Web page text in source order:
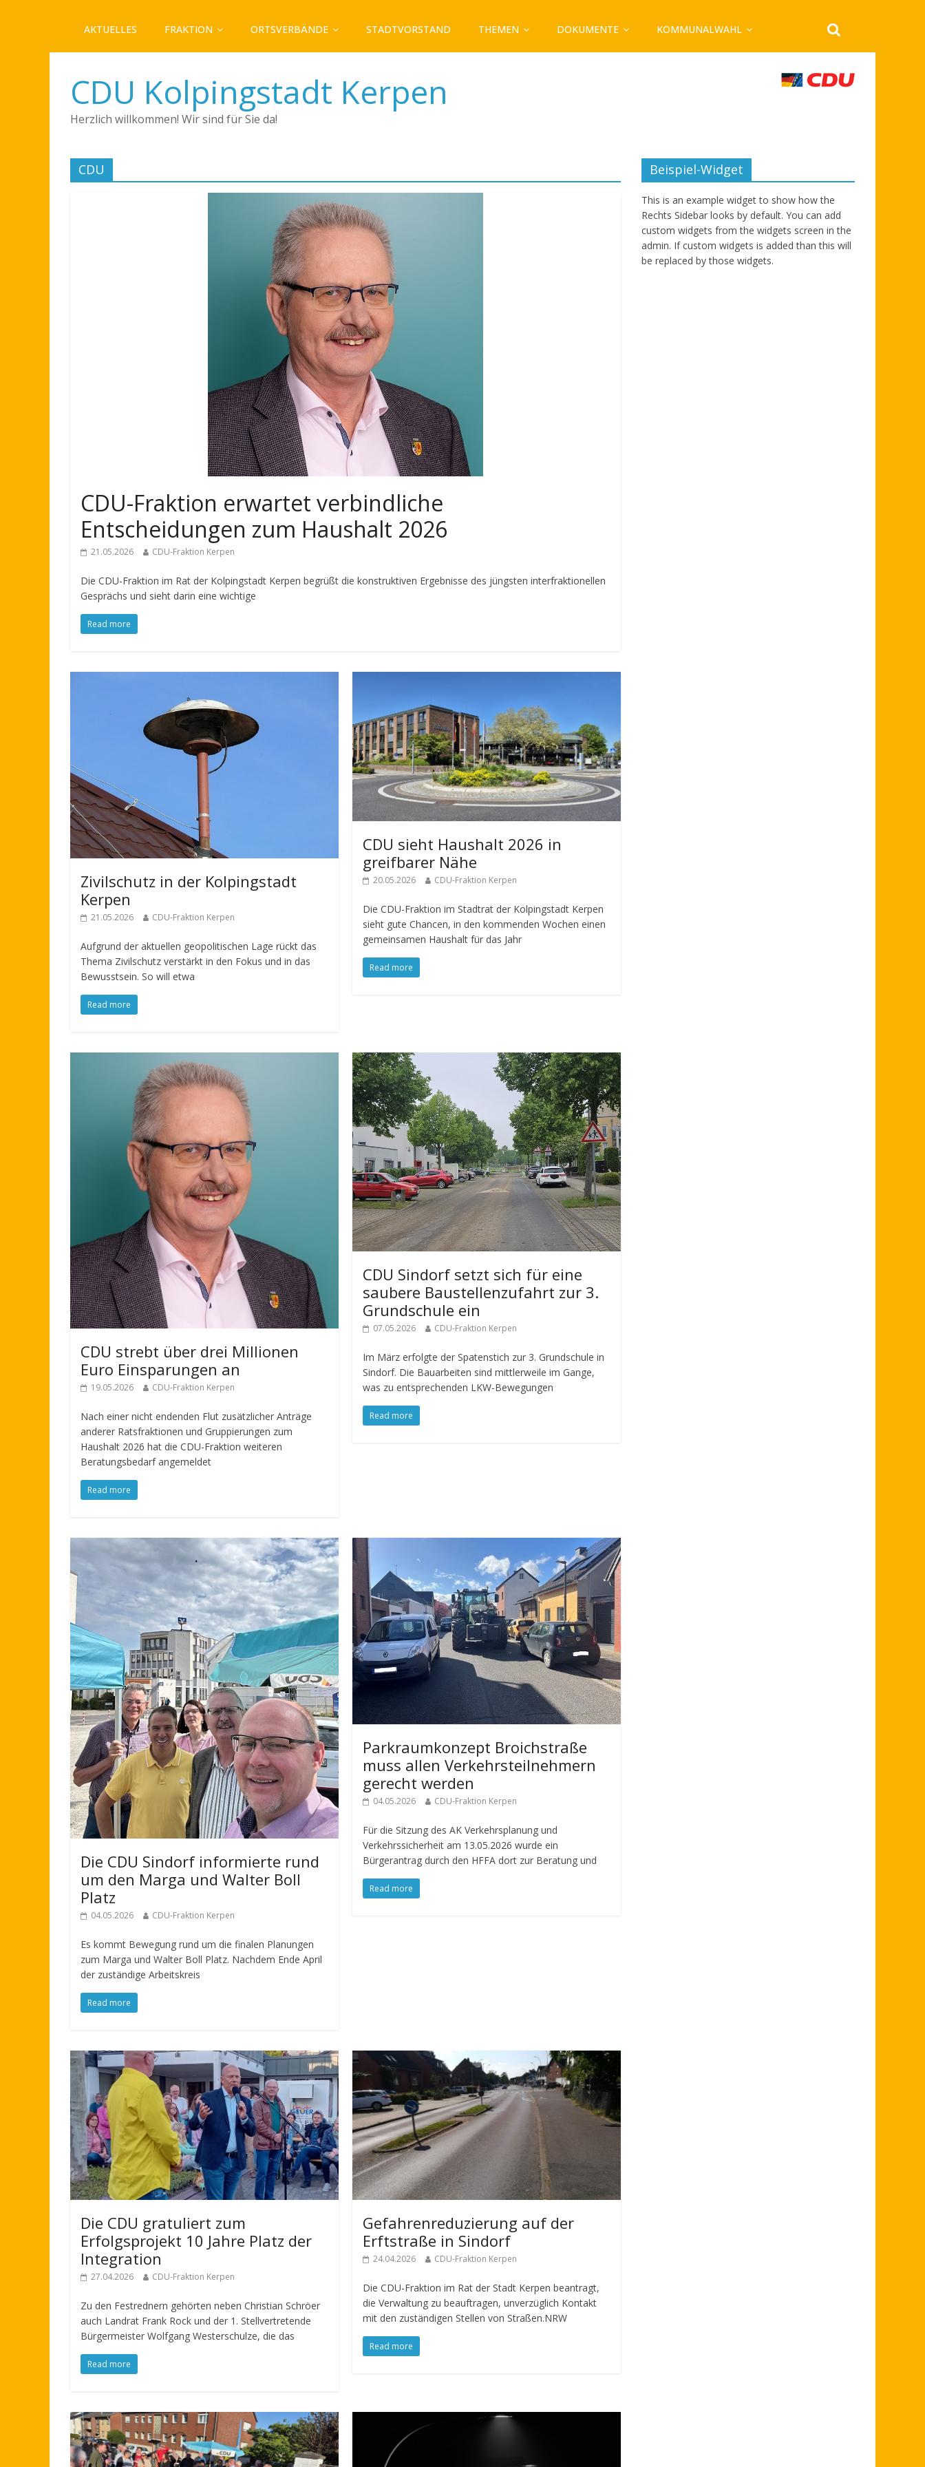
AKTUELLES FRAKTION ORTSVERBÄNDE STADTVORSTAND THEMEN DOKUMENTE KOMMUNALWAHL
CDU Kolpingstadt Kerpen
Herzlich willkommen! Wir sind für Sie da!
CDU
CDU-Fraktion erwartet verbindliche
Entscheidungen zum Haushalt 2026
21.05.2026 CDU-Fraktion Kerpen
Die CDU-Fraktion im Rat der Kolpingstadt Kerpen begrüßt die konstruktiven Ergebnisse des jüngsten interfraktionellen
Gesprächs und sieht darin eine wichtige
Read more
Zivilschutz in der Kolpingstadt
Kerpen
21.05.2026 CDU-Fraktion Kerpen
Aufgrund der aktuellen geopolitischen Lage rückt das
Thema Zivilschutz verstärkt in den Fokus und in das
Bewusstsein. So will etwa
Read more
CDU sieht Haushalt 2026 in
greifbarer Nähe
20.05.2026 CDU-Fraktion Kerpen
Die CDU-Fraktion im Stadtrat der Kolpingstadt Kerpen
sieht gute Chancen, in den kommenden Wochen einen
gemeinsamen Haushalt für das Jahr
Read more
CDU strebt über drei Millionen
Euro Einsparungen an
19.05.2026 CDU-Fraktion Kerpen
Nach einer nicht endenden Flut zusätzlicher Anträge
anderer Ratsfraktionen und Gruppierungen zum
Haushalt 2026 hat die CDU-Fraktion weiteren
Beratungsbedarf angemeldet
Read more
CDU Sindorf setzt sich für eine
saubere Baustellenzufahrt zur 3.
Grundschule ein
07.05.2026 CDU-Fraktion Kerpen
Im März erfolgte der Spatenstich zur 3. Grundschule in
Sindorf. Die Bauarbeiten sind mittlerweile im Gange,
was zu entsprechenden LKW-Bewegungen
Read more
Die CDU Sindorf informierte rund
um den Marga und Walter Boll
Platz
04.05.2026 CDU-Fraktion Kerpen
Es kommt Bewegung rund um die finalen Planungen
zum Marga und Walter Boll Platz. Nachdem Ende April
der zuständige Arbeitskreis
Read more
Parkraumkonzept Broichstraße
muss allen Verkehrsteilnehmern
gerecht werden
04.05.2026 CDU-Fraktion Kerpen
Für die Sitzung des AK Verkehrsplanung und
Verkehrssicherheit am 13.05.2026 wurde ein
Bürgerantrag durch den HFFA dort zur Beratung und
Read more
Die CDU gratuliert zum
Erfolgsprojekt 10 Jahre Platz der
Integration
27.04.2026 CDU-Fraktion Kerpen
Zu den Festrednern gehörten neben Christian Schröer
auch Landrat Frank Rock und der 1. Stellvertretende
Bürgermeister Wolfgang Westerschulze, die das
Read more
Gefahrenreduzierung auf der
Erftstraße in Sindorf
24.04.2026 CDU-Fraktion Kerpen
Die CDU-Fraktion im Rat der Stadt Kerpen beantragt,
die Verwaltung zu beauftragen, unverzüglich Kontakt
mit den zuständigen Stellen von Straßen.NRW
Read more
Beispiel-Widget
This is an example widget to show how the
Rechts Sidebar looks by default. You can add
custom widgets from the widgets screen in the
admin. If custom widgets is added than this will
be replaced by those widgets.